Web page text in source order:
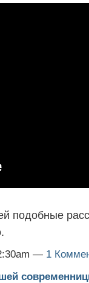
подобные
— 1